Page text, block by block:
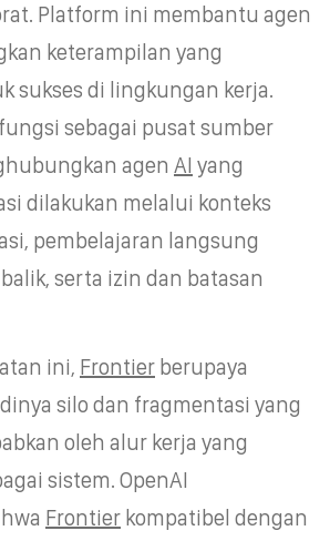
Platform ini membantu agen
keterampilan yang
sukses di lingkungan kerja.
sebagai pusat sumber
agen AI yang
dilakukan melalui konteks
pembelajaran langsung
serta izin dan batasan
ini, Frontier berupaya
silo dan fragmentasi yang
oleh alur kerja yang
sistem. OpenAI
Frontier kompatibel dengan